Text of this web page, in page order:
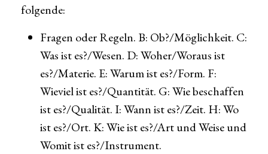
folgende:
Fragen oder Regeln. B: Ob?/Möglichkeit. C:
Was ist es?/Wesen. D: Woher/Woraus ist
es?/Materie. E: Warum ist es?/Form. F:
Wieviel ist es?/Quantität. G: Wie beschaffen
ist es?/Qualität. I: Wann ist es?/Zeit. H: Wo
ist es?/Ort. K: Wie ist es?/Art und Weise und
Womit ist es?/Instrument.